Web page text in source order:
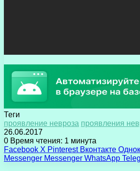
Теги
проявление невроза проявления
26.06.2017
0 Время чтения: 1 минута
Facebook X Pinterest Вконтакте
Messenger Messenger WhatsApp